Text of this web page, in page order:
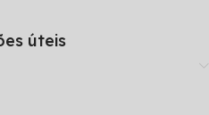
úteis